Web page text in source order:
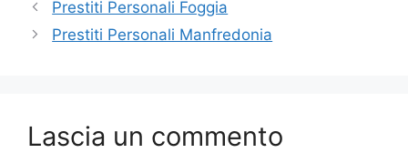
Prestiti Personali Foggia
Prestiti Personali Manfredonia
Lascia un commento